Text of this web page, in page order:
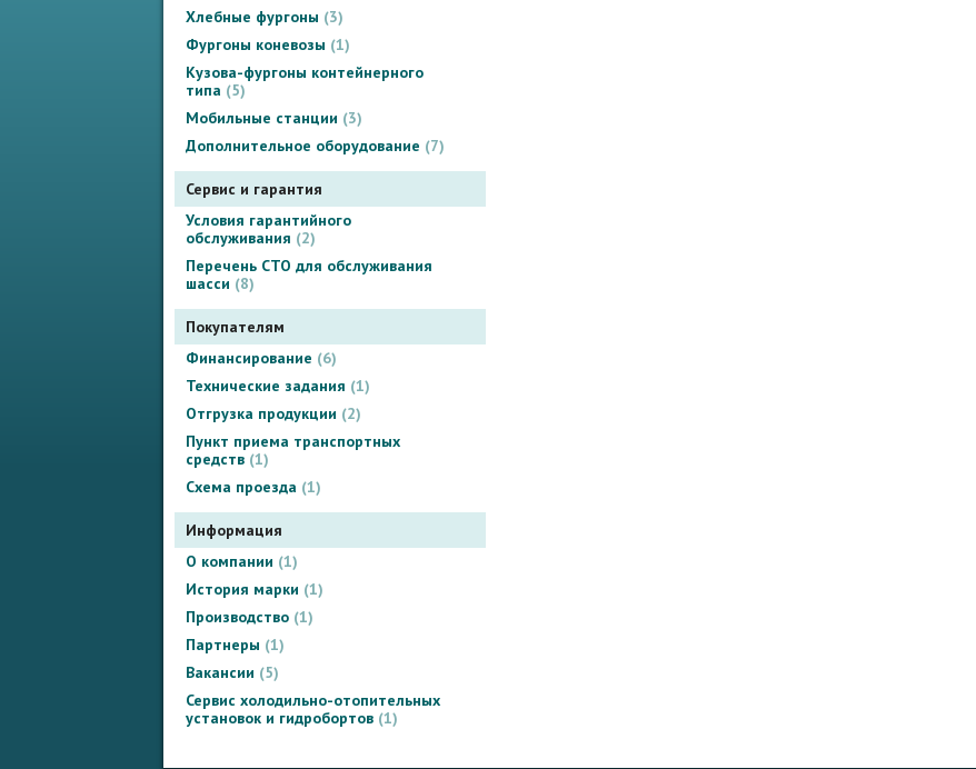
Хлебные фургоны
3
Фургоны коневозы 1
Кузова-фургоны контейнерного
типа
5
Мобильные станции
3
Дополнительное оборудование
7
Сервис и гарантия
Условия гарантийного
обслуживания
2
Перечень СТО для обслуживания
шасси
8
Покупателям
Финансирование
6
Технические задания 1
Отгрузка продукции
2
Пункт приема транспортных
средств 1
Схема проезда 1
Информация
О компании 1
История марки 1
Производство 1
Партнеры 1
Вакансии
5
Сервис холодильно-отопительных
установок и гидробортов 1